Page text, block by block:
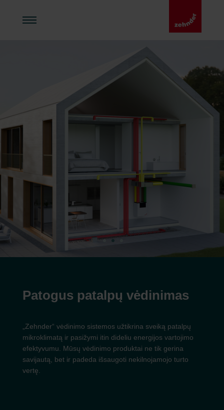
Patogus patalpų vėdinimas
„Zehnder“ vėdinimo sistemos užtikrina sveiką patalpų
mikroklimatą ir pasižymi itin dideliu energijos vartojimo
efektyvumu. Mūsų vėdinimo produktai ne tik gerina
savijautą, bet ir padeda išsaugoti nekilnojamojo turto
vertę.